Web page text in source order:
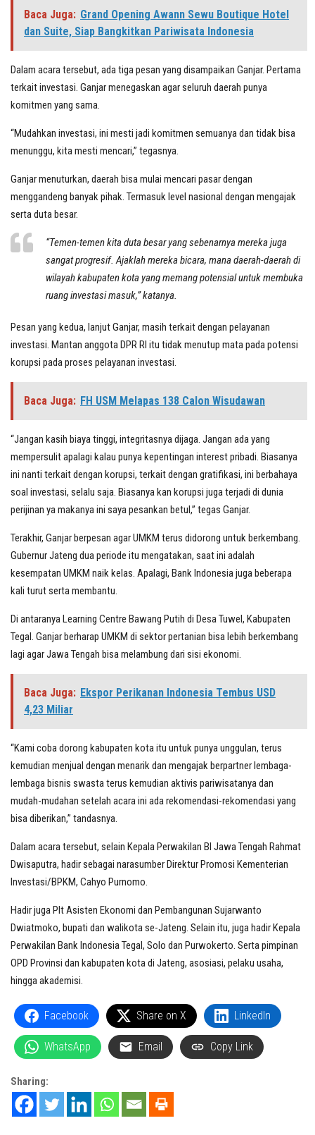
Baca Juga: Grand Opening Awann Sewu Boutique Hotel
dan Suite, Siap Bangkitkan Pariwisata Indonesia
Dalam acara tersebut, ada tiga pesan yang disampaikan Ganjar. Pertama
terkait investasi. Ganjar menegaskan agar seluruh daerah punya
komitmen yang sama.
“Mudahkan investasi, ini mesti jadi komitmen semuanya dan tidak bisa
menunggu, kita mesti mencari,” tegasnya.
Ganjar menuturkan, daerah bisa mulai mencari pasar dengan
menggandeng banyak pihak. Termasuk level nasional dengan mengajak
serta duta besar.
“Temen-temen kita duta besar yang sebenarnya mereka juga
sangat progresif. Ajaklah mereka bicara, mana daerah-daerah di
wilayah kabupaten kota yang memang potensial untuk membuka
ruang investasi masuk,” katanya.
Pesan yang kedua, lanjut Ganjar, masih terkait dengan pelayanan
investasi. Mantan anggota DPR RI itu tidak menutup mata pada potensi
korupsi pada proses pelayanan investasi.
Baca Juga: FH USM Melapas 138 Calon Wisudawan
“Jangan kasih biaya tinggi, integritasnya dijaga. Jangan ada yang
mempersulit apalagi kalau punya kepentingan interest pribadi. Biasanya
ini nanti terkait dengan korupsi, terkait dengan gratifikasi, ini berbahaya
soal investasi, selalu saja. Biasanya kan korupsi juga terjadi di dunia
perijinan ya makanya ini saya pesankan betul,” tegas Ganjar.
Terakhir, Ganjar berpesan agar UMKM terus didorong untuk berkembang.
Gubernur Jateng dua periode itu mengatakan, saat ini adalah
kesempatan UMKM naik kelas. Apalagi, Bank Indonesia juga beberapa
kali turut serta membantu.
Di antaranya Learning Centre Bawang Putih di Desa Tuwel, Kabupaten
Tegal. Ganjar berharap UMKM di sektor pertanian bisa lebih berkembang
lagi agar Jawa Tengah bisa melambung dari sisi ekonomi.
Baca Juga: Ekspor Perikanan Indonesia Tembus USD
4,23 Miliar
“Kami coba dorong kabupaten kota itu untuk punya unggulan, terus
kemudian menjual dengan menarik dan mengajak berpartner lembaga-
lembaga bisnis swasta terus kemudian aktivis pariwisatanya dan
mudah-mudahan setelah acara ini ada rekomendasi-rekomendasi yang
bisa diberikan,” tandasnya.
Dalam acara tersebut, selain Kepala Perwakilan BI Jawa Tengah Rahmat
Dwisaputra, hadir sebagai narasumber Direktur Promosi Kementerian
Investasi/BPKM, Cahyo Purnomo.
Hadir juga Plt Asisten Ekonomi dan Pembangunan Sujarwanto
Dwiatmoko, bupati dan walikota se-Jateng. Selain itu, juga hadir Kepala
Perwakilan Bank Indonesia Tegal, Solo dan Purwokerto. Serta pimpinan
OPD Provinsi dan kabupaten kota di Jateng, asosiasi, pelaku usaha,
hingga akademisi.
Facebook Share on X LinkedIn
WhatsApp Email Copy Link
Sharing: